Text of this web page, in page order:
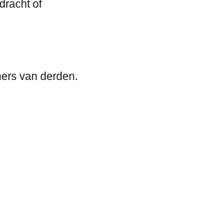
of
van derden.